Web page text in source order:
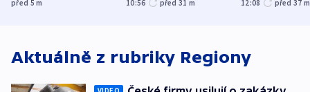
před 5m 10:56 před 31 m 12:08 před 37 m
Aktuálně z rubriky Regiony